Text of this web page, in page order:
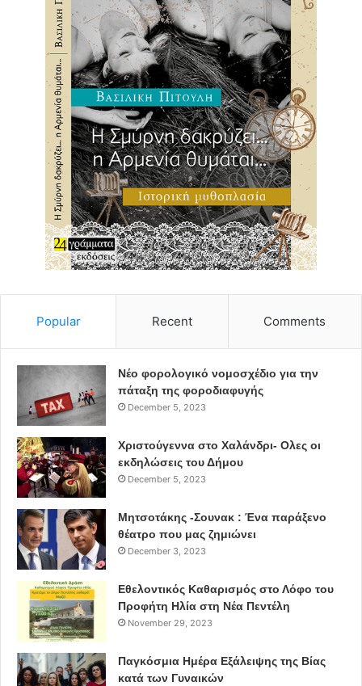
Popular Recent Comments
Νέο φορολογικό νομοσχέδιο για την
πάταξη της φοροδιαφυγής
December 5, 2023
Χριστούγεννα στο Χαλάνδρι- Ολες οι
εκδηλώσεις του Δήμου
December 5, 2023
Μητσοτάκης -Σουνακ : Ένα παράξενο
θέατρο που μας ζημιώνει
December 3, 2023
Εθελοντικός Καθαρισμός στο Λόφο του
Προφήτη Ηλία στη Νέα Πεντέλη
November 29, 2023
Παγκόσμια Ημέρα Εξάλειψης της Βίας
κατά των Γυναικών